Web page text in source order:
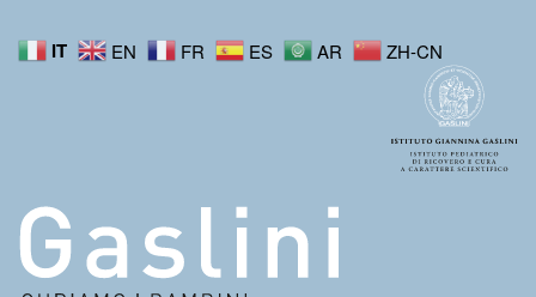
IT EN FR ES AR ZH-CN